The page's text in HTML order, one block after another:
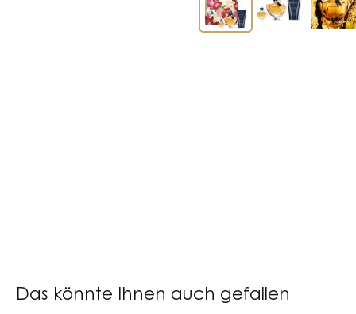
Das könnte Ihnen auch gefallen